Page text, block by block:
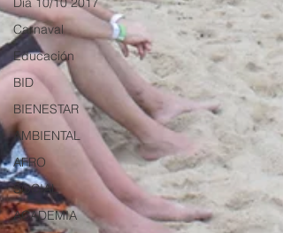
Carnaval
Educación
BID
BIENESTAR
AMBIENTAL
AFRO
SOCIAL
ACADEMIA